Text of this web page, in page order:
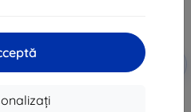
cu cupon
EXTRA10
Folie antimicrobiană 3MK
SilverProtect+ pentru montaj